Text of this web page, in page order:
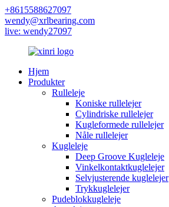
+8615588627097
wendy@xrlbearing.com
live: wendy27097
Hjem
Produkter
Rulleleje
Koniske rullelejer
Cylindriske rullelejer
Kugleformede rullelejer
Nåle rullelejer
Kugleleje
Deep Groove Kugleleje
Vinkelkontaktkuglelejer
Selvjusterende kuglelejer
Trykkuglelejer
Pudeblokkugleleje